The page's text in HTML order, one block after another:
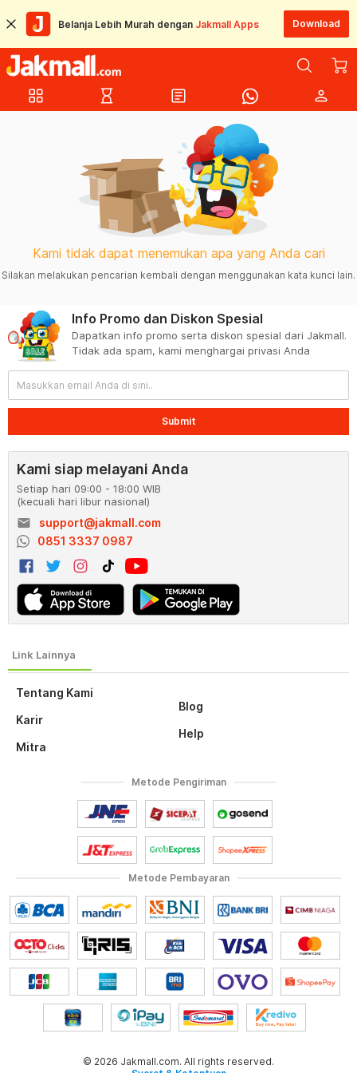
Belanja Lebih Murah dengan Jakmall Apps Download
grid_view hourglass_empty article person
Kami tidak dapat menemukan apa yang Anda cari
Silakan melakukan pencarian kembali dengan menggunakan kata kunci lain.
Tentang Kami
Karir
Mitra
Blog
Help
Info Promo dan Diskon Spesial
Dapatkan info promo serta diskon spesial dari Jakmall.
Tidak ada spam, kami menghargai privasi Anda
Submit
Kami siap melayani Anda
Setiap hari 09:00 - 18:00 WIB
(kecuali hari libur nasional)
email
support@jakmall.com
0851 3337 0987
Metode Pembayaran
Metode Pengiriman
© 2026 Jakmall.com. All rights reserved.